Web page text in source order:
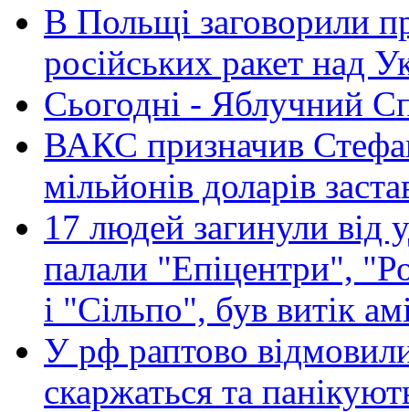
В Польщі заговорили
російських ракет над
Сьогодні - Яблучний
ВАКС призначив
мільйонів доларів
17 людей загинули від
палали "Епіцентри",
і "Сільпо", був витік
У рф раптово
скаржаться та